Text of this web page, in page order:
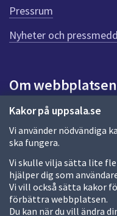
Kakor på uppsala.se
Vi använder nödvändiga
ska fungera.
Vi skulle vilja sätta lite
hjälper dig som
Vi vill också sätta kakor
förbättra webbplatsen.
Du kan när du vill ändra
e
n
n
a
d
a
Pressrum
Nyheter och
Om webbplatsen
Om webbplatsen
Allmänna handlingar
Behandling av
Kakor
Språk (other languages)